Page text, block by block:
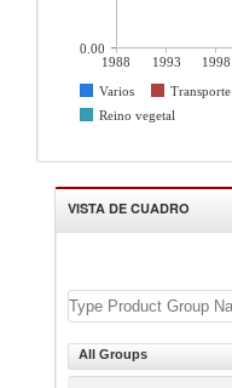
1988 1993 1998
Varios
Transporte
Reino vegetal
0.00
VISTA DE CUADRO
All Groups